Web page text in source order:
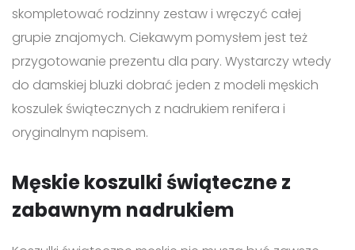
skompletować rodzinny zestaw i wręczyć całej
grupie znajomych. Ciekawym pomysłem jest też
przygotowanie prezentu dla pary. Wystarczy wtedy
do damskiej bluzki dobrać jeden z modeli męskich
koszulek świątecznych z nadrukiem renifera i
oryginalnym napisem.
Męskie koszulki świąteczne z
zabawnym nadrukiem